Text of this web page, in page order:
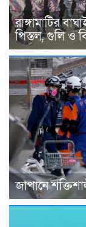
রাঙ্গামাটির
পিস্তল, গুলি ও
জাপানে